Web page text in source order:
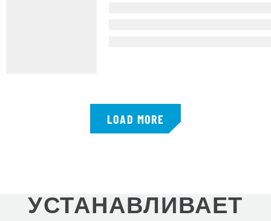
LOAD MORE
УСТАНАВЛИВАЕТ